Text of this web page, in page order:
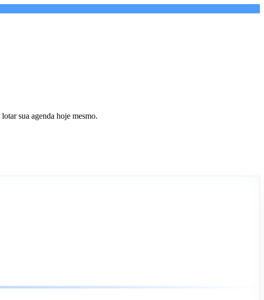
sua agenda hoje mesmo.